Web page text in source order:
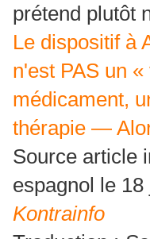
prétend plutôt
Le dispositif à
n'est PAS un
médicament,
thérapie —
Source article
espagnol le
Kontrainfo